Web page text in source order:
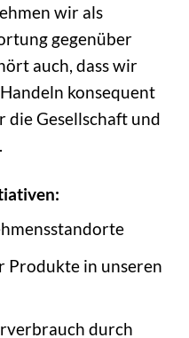
wir als
gegenüber
auch, dass wir
konsequent
die Gesellschaft und
Produkte in unseren
durch